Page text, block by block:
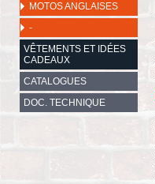
MOTOS ANGLAISES
-
VÊTEMENTS ET IDÉES
CADEAUX
CATALOGUES
DOC. TECHNIQUE